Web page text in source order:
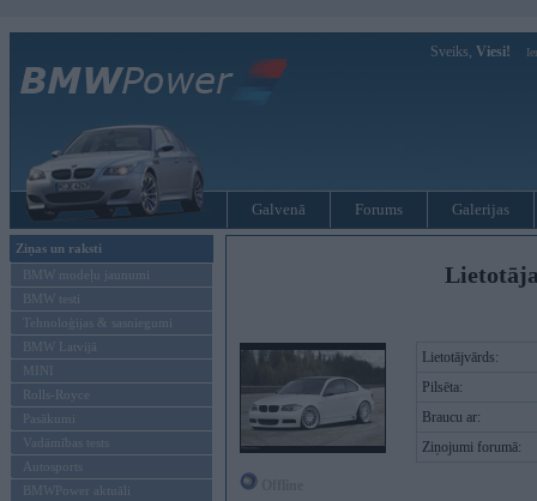
Sveiks, Viesi!
Galvenā Forums Galerijas
Ziņas un raksti
BMW modeļu jaunumi
BMW testi
Tehnoloģijas & sasniegumi
BMW Latvijā
MINI
Rolls-Royce
Pasākumi
Vadāmības tests
Autosports
BMWPower aktuāli
Lietotājvārds:
Pilsēta:
Braucu ar:
Ziņojumi forumā: